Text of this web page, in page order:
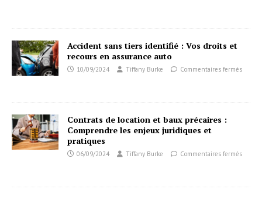
Accident sans tiers identifié : Vos droits et
recours en assurance auto
10/09/2024 Tiffany Burke Commentaires fermés
Contrats de location et baux précaires :
Comprendre les enjeux juridiques et
pratiques
06/09/2024 Tiffany Burke Commentaires fermés